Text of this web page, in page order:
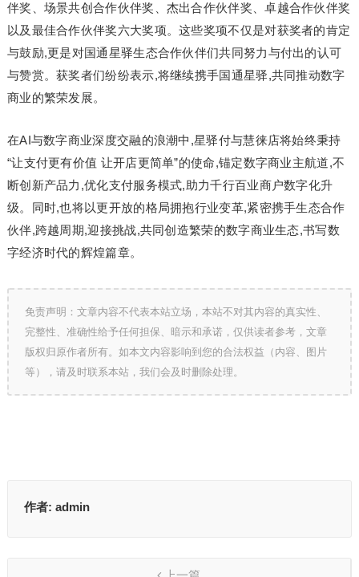
伴奖、场景共创合作伙伴奖、杰出合作伙伴奖、卓越合作伙伴奖
以及最佳合作伙伴奖六大奖项。这些奖项不仅是对获奖者的肯定
与鼓励,更是对国通星驿生态合作伙伴们共同努力与付出的认可
与赞赏。获奖者们纷纷表示,将继续携手国通星驿,共同推动数字
商业的繁荣发展。
在AI与数字商业深度交融的浪潮中,星驿付与慧徕店将始终秉持
“让支付更有价值 让开店更简单”的使命,锚定数字商业主航道,不
断创新产品力,优化支付服务模式,助力千行百业商户数字化升
级。同时,也将以更开放的格局拥抱行业变革,紧密携手生态合作
伙伴,跨越周期,迎接挑战,共同创造繁荣的数字商业生态,书写数
字经济时代的辉煌篇章。
免责声明：文章内容不代表本站立场，本站不对其内容的真实性、
完整性、准确性给予任何担保、暗示和承诺，仅供读者参考，文章
版权归原作者所有。如本文内容影响到您的合法权益（内容、图片
等），请及时联系本站，我们会及时删除处理。
作者: admin